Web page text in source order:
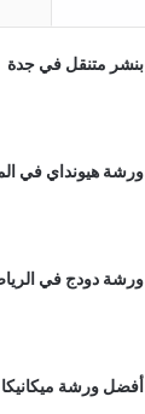
بنشر متنقل في جدة
ورشة هيونداي في
ورشة دودج في
أفضل ورشة ميكانيكا